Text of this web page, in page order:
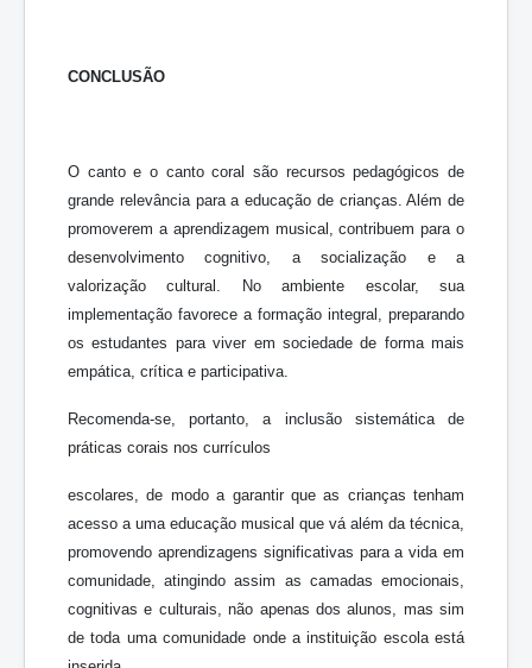
CONCLUSÃO
O canto e o canto coral são recursos pedagógicos de
grande relevância para a educação de crianças. Além de
promoverem a aprendizagem musical, contribuem para o
desenvolvimento cognitivo, a socialização e a
valorização cultural. No ambiente escolar, sua
implementação favorece a formação integral, preparando
os estudantes para viver em sociedade de forma mais
empática, crítica e participativa.
Recomenda-se, portanto, a inclusão sistemática de
práticas corais nos currículos
escolares, de modo a garantir que as crianças tenham
acesso a uma educação musical que vá além da técnica,
promovendo aprendizagens significativas para a vida em
comunidade, atingindo assim as camadas emocionais,
cognitivas e culturais, não apenas dos alunos, mas sim
de toda uma comunidade onde a instituição escola está